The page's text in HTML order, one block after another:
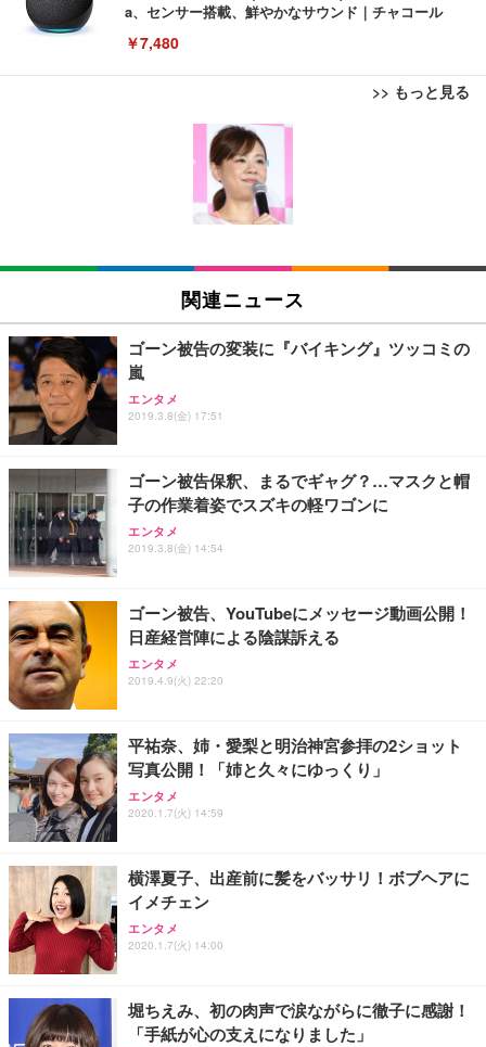
a、センサー搭載、鮮やかなサウンド｜チャコール
￥7,480
>> もっと見る
[EdoErgo] オフィスチェア 椅子 テレワーク 疲れな
い 跳ね上げ式アームレスト コンパクト 約105度ロッ
キング pc 事務椅子 360度回転 座面昇降 強化ナイロ
ン樹脂ベース 通気性メッシュ 在宅ワーク H-WY01
(黒網+黒枠+黒足)
SIHOO B100 オフィスチェア／デスクチェア メッシ
ュチェア 人間工学 疲れない ブラック
￥27,999
Sezlife オフィスチェア デスクチェア 疲れない テレ
ワーク チェア 強化バックレスト 30度ロッキング機
能 人間工学 椅子 腰サポート 90度跳ね上げ式アーム
ョン PCチェア 通気性メッシュ ゲーミング/勉強/事
務用 おしゃれ パソコンチェア (ブラック)
Sezlife オフィスチェア デスクチェア 疲れない テレ
ワーク チェア 強化バックレスト 30度ロッキング機
能 人間工学 椅子 腰サポート 90度跳ね上げ式アーム
務用 おしゃれ パソコンチェア (ホワイト)
ANDWINT オフィスチェア デスクチェア 肘なし メ
ッシュ 通気性 ランバーサポート付き 腰サポート ガ
ス圧無段階昇降 360度回転 キャスター付き コンパク
EIZO ビジネス向けプレミアムモニター | FlexScan
EV3240X-WT | 31.5型4K UHD・USB Type-C・ホワ
￥105,595
EIZO ビジネス向けプレミアムモニター | FlexScan
￥109,572
【純正品】27"ゲーミングモニター DualSense 充電
フック付き（CFI-ZDM1J）
【整備済み品】Dell E2724HS 27インチ 液晶モニタ
ー フルHD（1920×1080）VA 非光沢 HDMI/DisplayP
ort/VGA スピーカー内蔵 高さ調整 スイベル VESA対
【MiniLED/24.5inch/280Hz/FHD】GRAPHT THE S
HOOTER Gaming Monitor 24” Essential ゲーミン
グモニター QD 24.5インチ 1ms FHD 量子ドット 残
Amazonベーシック ペットシーツ 薄型 レギュラー 1
回使い捨て 無香料 ホワイト 300枚
Amazonベーシック ペットシーツ 厚型 ワイド 42枚
x2袋(84枚) ホワイト(吸収面:ライトブルー)
￥3,234
ネオ・ルーライフ ネオ・オムツ L 中型犬用 26枚入
り 単品
Smart Basic(スマートベーシック) 【Amazon.co.jp
限定】 Smart Basic アイリスオーヤマ ペットシーツ
超厚型 お徳用 ワイド 100枚入 (x 1) (ケース販売)
アイリスオーヤマ ペットシーツ 超厚型 お徳用 レギ
ュラー 200枚入【Amazon.co.jp限定】
関連ニュース
ゴーン被告の変装に『バイキング』ツッコミの
嵐
エンタメ
2019.3.8(金) 17:51
ゴーン被告保釈、まるでギャグ？…マスクと帽
子の作業着姿でスズキの軽ワゴンに
エンタメ
2019.3.8(金) 14:54
ゴーン被告、YouTubeにメッセージ動画公開！
日産経営陣による陰謀訴える
エンタメ
2019.4.9(火) 22:20
平祐奈、姉・愛梨と明治神宮参拝の2ショット
写真公開！「姉と久々にゆっくり」
エンタメ
2020.1.7(火) 14:59
横澤夏子、出産前に髪をバッサリ！ボブヘアに
イメチェン
エンタメ
2020.1.7(火) 14:00
堀ちえみ、初の肉声で涙ながらに徹子に感謝！
「手紙が心の支えになりました」